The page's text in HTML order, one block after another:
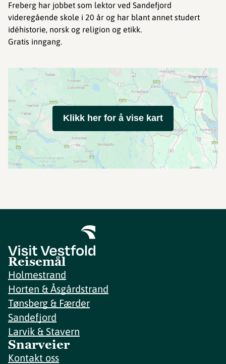
Freberg har jobbet som lektor ved Sandefjord
videregående skole i 20 år og har blant annet studert
idéhistorie, norsk og religion og etikk.
Gratis inngang.
Klikk her for å vise kart
Reisemål
Holmestrand
Horten & Åsgårdstrand
Tønsberg & Færder
Sandefjord
Larvik & Stavern
Snarveier
Kontakt oss